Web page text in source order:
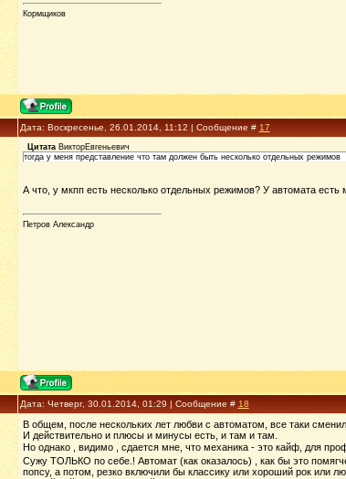
Кормщиков
Дата: Воскресенье, 26.01.2014, 11:12 | Сообщение # 17
Цитата ВикторЕвгеньевич
тогда у меня представление что там должен быть несколько отдельных режимов
А что, у мкпп есть несколько отдельных режимов? У автомата
Петров Александр
Дата: Четверг, 30.01.2014, 01:29 | Сообщение # 18
В общем, после нескольких лет любви с автоматом, все таки
И действительно и плюсы и минусы есть, и там и там.
Но однако , видимо , сдается мне, что механика - это кайф, для
Сужу ТОЛЬКО по себе.! Автомат (как оказалось) , как бы это
попсу, а потом, резко включили бы классику или хороший рок